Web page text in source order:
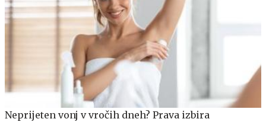
Neprijeten vonj v vročih dneh? Prava izbira